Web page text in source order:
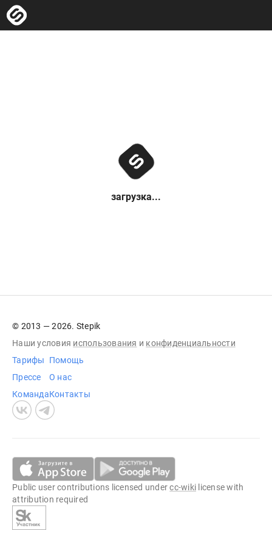
загрузка...
© 2013 — 2026. Stepik
Наши условия использования и конфиденциальности
Тарифы
Прессе
Команда
Помощь
О нас
Контакты
Public user contributions licensed undercc-wiki license with
attribution required